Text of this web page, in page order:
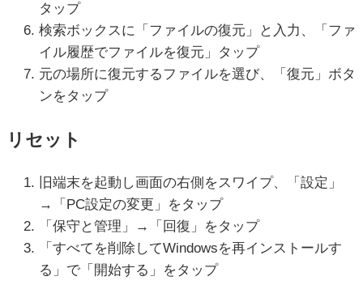
タップ
検索ボックスに「ファイルの復元」と入力、「ファ
イル履歴でファイルを復元」タップ
元の場所に復元するファイルを選び、「復元」ボタ
ンをタップ
リセット
旧端末を起動し画面の右側をスワイプ、「設定」
→「PC設定の変更」をタップ
「保守と管理」→「回復」をタップ
「すべてを削除してWindowsを再インストールす
る」で「開始する」をタップ